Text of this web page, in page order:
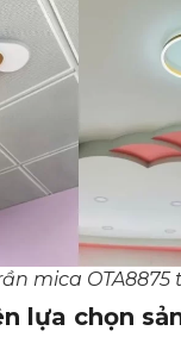
mica OTA8875
lựa chọn